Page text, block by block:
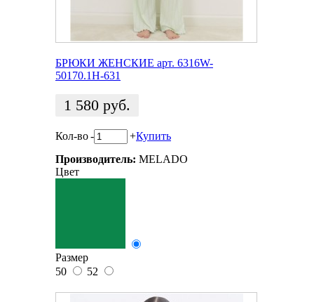
БРЮКИ ЖЕНСКИЕ арт. 6316W-
50170.1H-631
1 580 руб.
Кол-во- +Купить
Производитель: MELADO
Цвет
Размер
50
52